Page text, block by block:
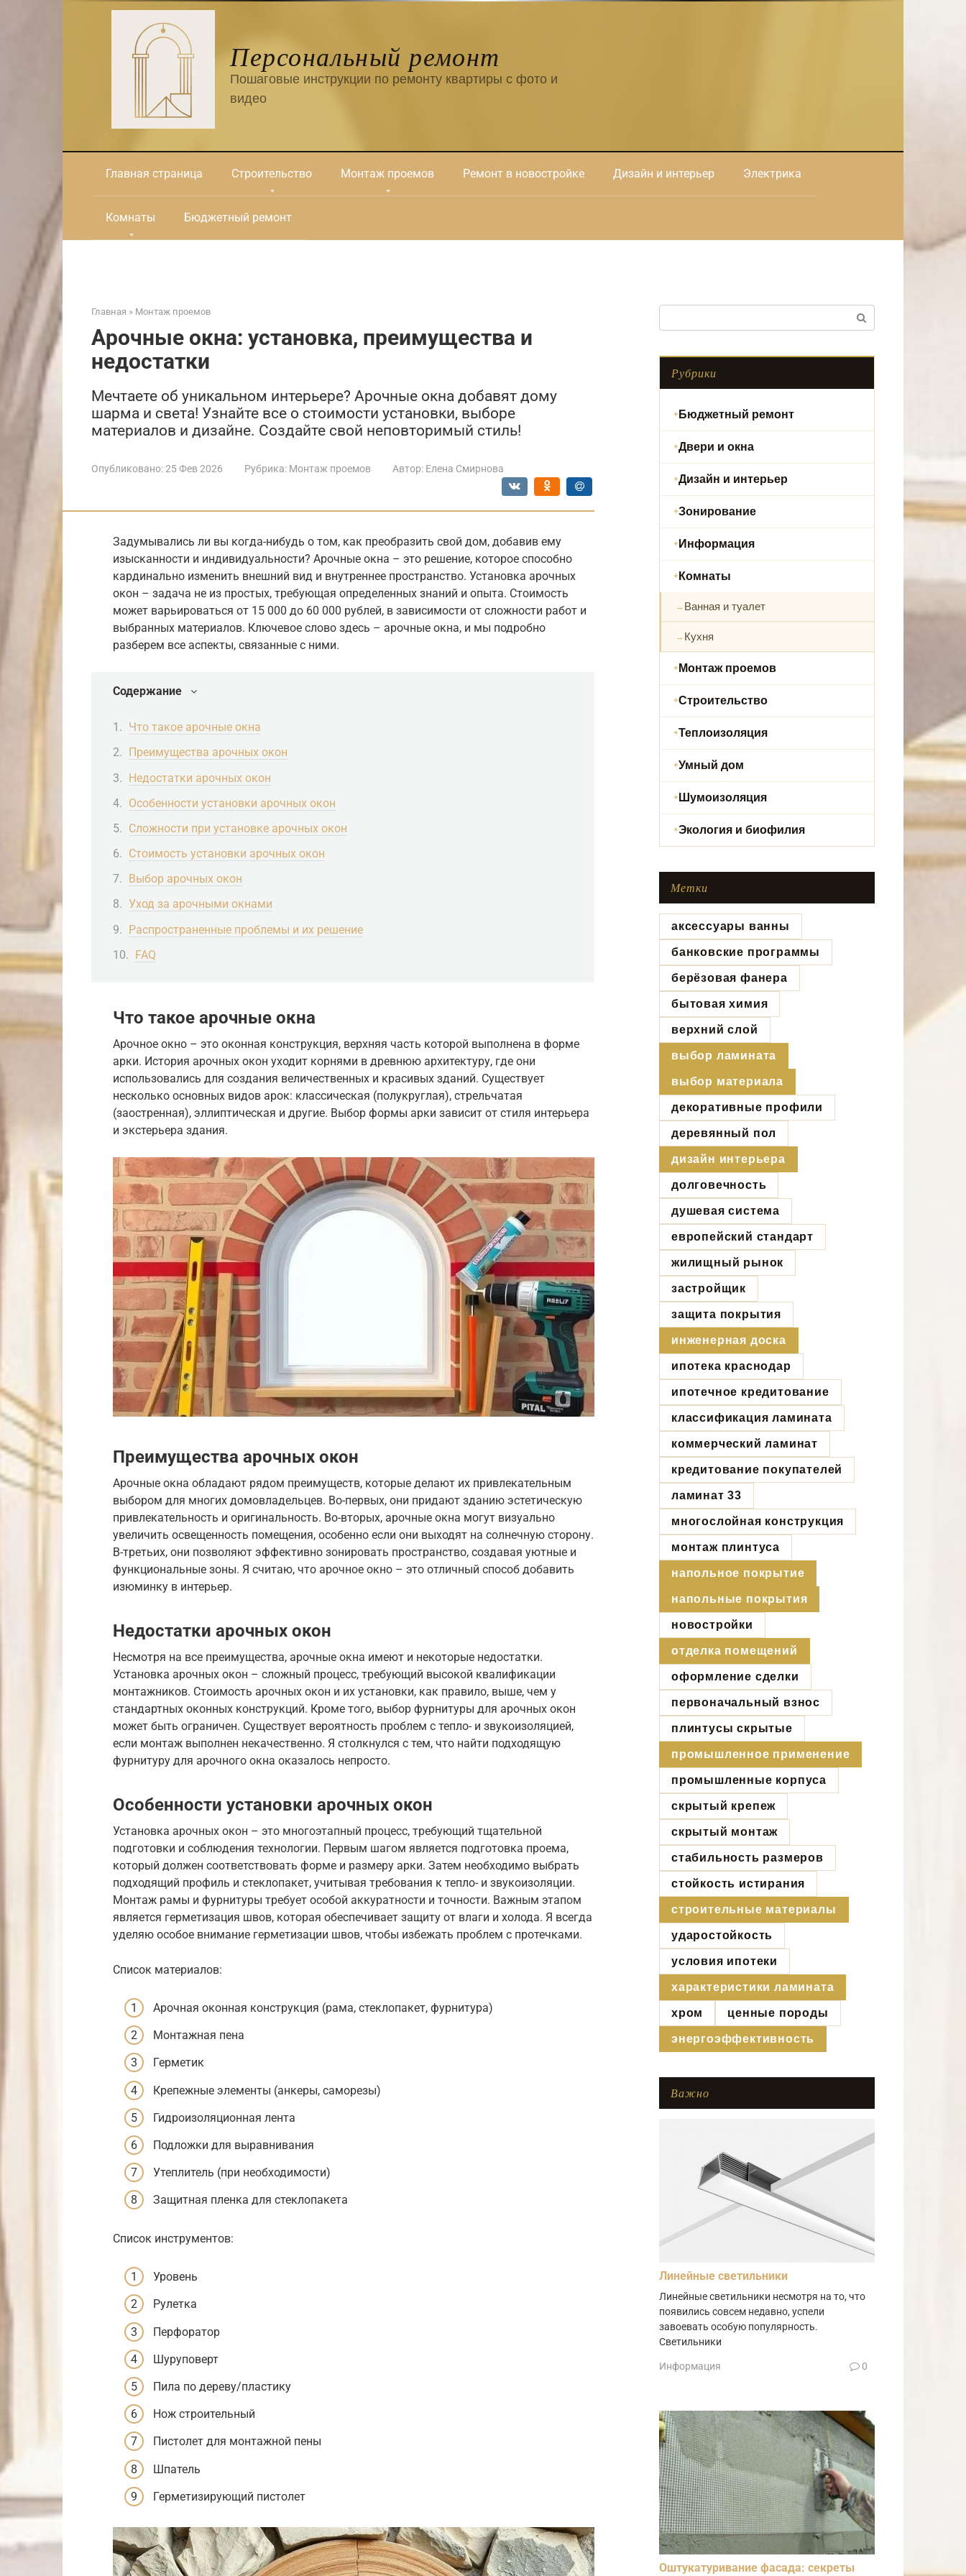
Персональный ремонт
Пошаговые инструкции по ремонту квартиры с фото и
видео
Главная страница Строительство Монтаж проемов Ремонт в новостройке Дизайн и интерьер Электрика
Комнаты Бюджетный ремонт
Главная » Монтаж проемов
Арочные окна: установка, преимущества и
недостатки
Мечтаете об уникальном интерьере? Арочные окна добавят дому
шарма и света! Узнайте все о стоимости установки, выборе
материалов и дизайне. Создайте свой неповторимый стиль!
Опубликовано:25 Фев 2026 Рубрика: Монтаж проемов Автор: Елена Смирнова
Задумывались ли вы когда-нибудь о том, как преобразить свой дом, добавив ему
изысканности и индивидуальности? Арочные окна – это решение, которое способно
кардинально изменить внешний вид и внутреннее пространство. Установка арочных
окон – задача не из простых, требующая определенных знаний и опыта. Стоимость
может варьироваться от 15 000 до 60 000 рублей, в зависимости от сложности работ и
выбранных материалов. Ключевое слово здесь – арочные окна, и мы подробно
разберем все аспекты, связанные с ними.
Содержание
Что такое арочные окна
Преимущества арочных окон
Недостатки арочных окон
Особенности установки арочных окон
Сложности при установке арочных окон
Стоимость установки арочных окон
Выбор арочных окон
Уход за арочными окнами
Распространенные проблемы и их решение
FAQ
Что такое арочные окна
Арочное окно – это оконная конструкция, верхняя часть которой выполнена в форме
арки. История арочных окон уходит корнями в древнюю архитектуру, где они
использовались для создания величественных и красивых зданий. Существует
несколько основных видов арок: классическая (полукруглая), стрельчатая
(заостренная), эллиптическая и другие. Выбор формы арки зависит от стиля интерьера
и экстерьера здания.
Преимущества арочных окон
Арочные окна обладают рядом преимуществ, которые делают их привлекательным
выбором для многих домовладельцев. Во-первых, они придают зданию эстетическую
привлекательность и оригинальность. Во-вторых, арочные окна могут визуально
увеличить освещенность помещения, особенно если они выходят на солнечную сторону.
В-третьих, они позволяют эффективно зонировать пространство, создавая уютные и
функциональные зоны. Я считаю, что арочное окно – это отличный способ добавить
изюминку в интерьер.
Недостатки арочных окон
Несмотря на все преимущества, арочные окна имеют и некоторые недостатки.
Установка арочных окон – сложный процесс, требующий высокой квалификации
монтажников. Стоимость арочных окон и их установки, как правило, выше, чем у
стандартных оконных конструкций. Кроме того, выбор фурнитуры для арочных окон
может быть ограничен. Существует вероятность проблем с тепло- и звукоизоляцией,
если монтаж выполнен некачественно. Я столкнулся с тем, что найти подходящую
фурнитуру для арочного окна оказалось непросто.
Особенности установки арочных окон
Установка арочных окон – это многоэтапный процесс, требующий тщательной
подготовки и соблюдения технологии. Первым шагом является подготовка проема,
который должен соответствовать форме и размеру арки. Затем необходимо выбрать
подходящий профиль и стеклопакет, учитывая требования к тепло- и звукоизоляции.
Монтаж рамы и фурнитуры требует особой аккуратности и точности. Важным этапом
является герметизация швов, которая обеспечивает защиту от влаги и холода. Я всегда
уделяю особое внимание герметизации швов, чтобы избежать проблем с протечками.
Список материалов:
Арочная оконная конструкция (рама, стеклопакет, фурнитура)
Монтажная пена
Герметик
Крепежные элементы (анкеры, саморезы)
Гидроизоляционная лента
Подложки для выравнивания
Утеплитель (при необходимости)
Защитная пленка для стеклопакета
Список инструментов:
Уровень
Рулетка
Перфоратор
Шуруповерт
Пила по дереву/пластику
Нож строительный
Пистолет для монтажной пены
Шпатель
Герметизирующий пистолет
Рубрики
Бюджетный ремонт
Двери и окна
Дизайн и интерьер
Зонирование
Информация
Комнаты
Ванная и туалет
Кухня
Монтаж проемов
Строительство
Теплоизоляция
Умный дом
Шумоизоляция
Экология и биофилия
Метки
аксессуары ванны
банковские программы
берёзовая фанера
бытовая химия
верхний слой
выбор ламината
выбор материала
декоративные профили
деревянный пол
дизайн интерьера
долговечность
душевая система
европейский стандарт
жилищный рынок
застройщик
защита покрытия
инженерная доска
ипотека краснодар
ипотечное кредитование
классификация ламината
коммерческий ламинат
кредитование покупателей
ламинат 33
многослойная конструкция
монтаж плинтуса
напольное покрытие
напольные покрытия
новостройки
отделка помещений
оформление сделки
первоначальный взнос
плинтусы скрытые
промышленное применение
промышленные корпуса
скрытый крепеж
скрытый монтаж
стабильность размеров
стойкость истирания
строительные материалы
ударостойкость
условия ипотеки
характеристики ламината
хром ценные породы
энергоэффективность
Важно
Линейные светильники
Линейные светильники несмотря на то, что
появились совсем недавно, успели
завоевать особую популярность.
Светильники
Информация 0
Оштукатуривание фасада: секреты